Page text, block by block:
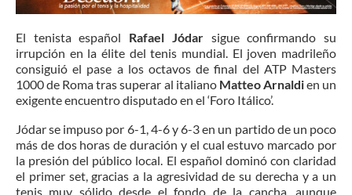
El tenista español Rafael Jódarsigue confirmando su
irrupción en la élite del tenis mundial. El joven madrileño
consiguió el pase a los octavos de final del ATP Masters
1000 de Roma tras superar al italiano Matteo Arnaldien un
exigente encuentro disputado en el ‘Foro Itálico’.
Jódar se impuso por 6-1, 4-6 y 6-3 en un partido de un poco
más de dos horas de duración y el cual estuvo marcado por
la presión del público local. El español dominó con claridad
el primer set, gracias a la agresividad de su derecha y a un
tenis muy sólido desde el fondo de la cancha, aunque